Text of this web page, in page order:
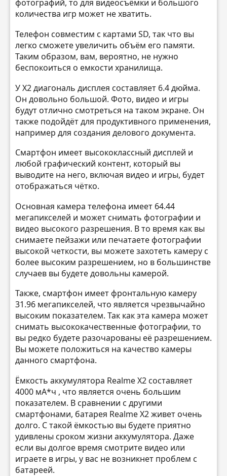
фотографий, то для видеосъёмки и большого
количества игр может не хватить.
Телефон совместим с картами SD, так что вы
легко сможете увеличить объём его памяти.
Таким образом, вам, вероятно, не нужно
беспокоиться о емкости хранилища.
У X2 диагональ дисплея составляет 6.4 дюйма.
Он довольно большой. Фото, видео и игры
будут отлично смотреться на таком экране. Он
также подойдёт для продуктивного применения,
например для создания делового документа.
Смартфон имеет высококлассный дисплей и
любой графический контент, который вы
выводите на него, включая видео и игры, будет
отображаться чётко.
Основная камера телефона имеет 64.44
мегапикселей и может снимать фотографии и
видео высокого разрешения. В то время как вы
снимаете пейзажи или печатаете фотографии
высокой четкости, вы можете захотеть камеру с
более высоким разрешением, но в большинстве
случаев вы будете довольны камерой.
Также, смартфон имеет фронтальную камеру
31.96 мегапикселей, что является чрезвычайно
высоким показателем. Так как эта камера может
снимать высококачественные фотографии, то
вы редко будете разочарованы её разрешением.
Вы можете положиться на качество камеры
данного смартфона.
Ёмкость аккумулятора Realme X2 составляет
4000 мА*ч , что является очень большим
показателем. В сравнении с другими
смартфонами, батарея Realme X2 живет очень
долго. С такой ёмкостью вы будете приятно
удивлены сроком жизни аккумулятора. Даже
если вы долгое время смотрите видео или
играете в игры, у вас не возникнет проблем с
батареей.